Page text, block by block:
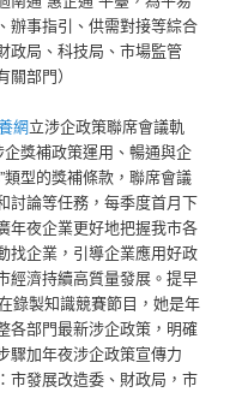
辦事指引、供需對接等綜合
政局、科技局、市場監管
部門）
網立涉企政策聯席會議軌
企獎補政策運用、暢通與企
類型的獎補條款，聯席會議
討論等任務，每季度首月下
年夜企業更好地把握我市各
找企業，引導企業應用好政
經濟持續高質量發展。提早
製知識競賽節目，她是年
各部門最新涉企政策，明確
驟加年夜涉企政策宣傳力
市發展改造委、財政局，市